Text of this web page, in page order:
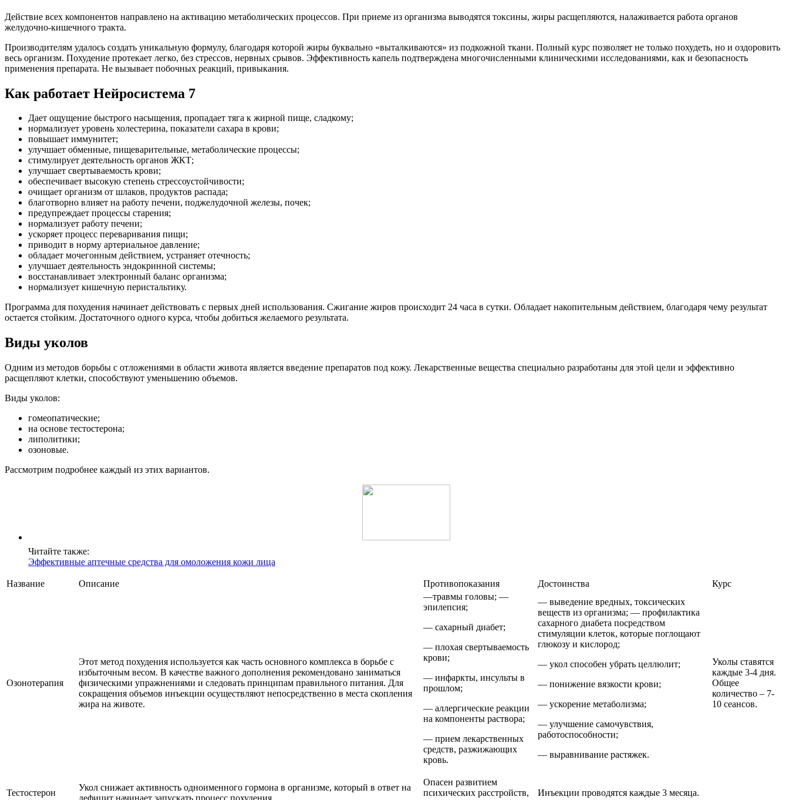
Действие всех компонентов направлено на активацию метаболических процессов. При приеме из организма выводятся токсины, жиры расщепляются, налаживается работа органов
желудочно-кишечного тракта.
Производителям удалось создать уникальную формулу, благодаря которой жиры буквально «выталкиваются» из подкожной ткани. Полный курс позволяет не только похудеть, но и оздоровить
весь организм. Похудение протекает легко, без стрессов, нервных срывов. Эффективность капель подтверждена многочисленными клиническими исследованиями, как и безопасность
применения препарата. Не вызывает побочных реакций, привыкания.
Как работает Нейросистема 7
Дает ощущение быстрого насыщения, пропадает тяга к жирной пище, сладкому;
нормализует уровень холестерина, показатели сахара в крови;
повышает иммунитет;
улучшает обменные, пищеварительные, метаболические процессы;
стимулирует деятельность органов ЖКТ;
улучшает свертываемость крови;
обеспечивает высокую степень стрессоустойчивости;
очищает организм от шлаков, продуктов распада;
благотворно влияет на работу печени, поджелудочной железы, почек;
предупреждает процессы старения;
нормализует работу печени;
ускоряет процесс переваривания пищи;
приводит в норму артериальное давление;
обладает мочегонным действием, устраняет отечность;
улучшает деятельность эндокринной системы;
восстанавливает электронный баланс организма;
нормализует кишечную перистальтику.
Программа для похудения начинает действовать с первых дней использования. Сжигание жиров происходит 24 часа в сутки. Обладает накопительным действием, благодаря чему результат
остается стойким. Достаточного одного курса, чтобы добиться желаемого результата.
Виды уколов
Одним из методов борьбы с отложениями в области живота является введение препаратов под кожу. Лекарственные вещества специально разработаны для этой цели и эффективно
расщепляют клетки, способствуют уменьшению объемов.
Виды уколов:
гомеопатические;
на основе тестостерона;
липолитики;
озоновые.
Рассмотрим подробнее каждый из этих вариантов.
Читайте также:
Эффективные аптечные средства для омоложения кожи лица
Название Описание Противопоказания Достоинства Курс
Озонотерапия
Этот метод похудения используется как часть основного комплекса в борьбе с
избыточным весом. В качестве важного дополнения рекомендовано заниматься
физическими упражнениями и следовать принципам правильного питания. Для
сокращения объемов инъекции осуществляют непосредственно в места скопления
жира на животе.
—травмы головы; —
эпилепсия;
— сахарный диабет;
— плохая свертываемость
крови;
— инфаркты, инсульты в
прошлом;
— аллергические реакции
на компоненты раствора;
— прием лекарственных
средств, разжижающих
кровь.
— выведение вредных, токсических
веществ из организма; — профилактика
сахарного диабета посредством
стимуляции клеток, которые поглощают
глюкозу и кислород;
— укол способен убрать целлюлит;
— понижение вязкости крови;
— ускорение метаболизма;
— улучшение самочувствия,
работоспособности;
— выравнивание растяжек.
Уколы ставятся
каждые 3-4 дня.
Общее
количество – 7-
10 сеансов.
Тестостерон
Укол снижает активность одноименного гормона в организме, который в ответ на
Опасен развитием
психических расстройств,
Инъекции проводятся каждые 3 месяца.